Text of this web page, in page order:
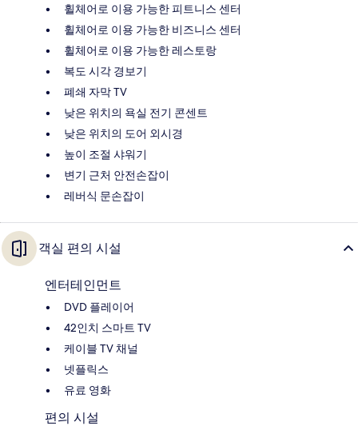
휠체어로 이용 가능한 피트니스 센터
휠체어로 이용 가능한 비즈니스 센터
휠체어로 이용 가능한 레스토랑
복도 시각 경보기
폐쇄 자막 TV
낮은 위치의 욕실 전기 콘센트
낮은 위치의 도어 외시경
높이 조절 샤워기
변기 근처 안전손잡이
레버식 문손잡이
객실 편의 시설
엔터테인먼트
DVD 플레이어
42인치 스마트 TV
케이블 TV 채널
넷플릭스
유료 영화
편의 시설